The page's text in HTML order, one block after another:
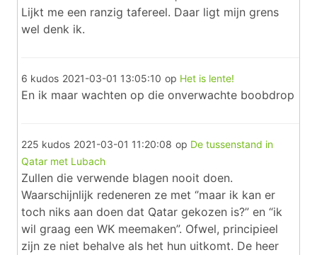
Lijkt me een ranzig tafereel. Daar ligt mijn grens
wel denk ik.
6 kudos 2021-03-01 13:05:10 op Het is lente!
En ik maar wachten op die onverwachte boobdrop
225 kudos 2021-03-01 11:20:08 op De tussenstand in
Qatar met Lubach
Zullen die verwende blagen nooit doen.
Waarschijnlijk redeneren ze met ‘’maar ik kan er
toch niks aan doen dat Qatar gekozen is?” en “ik
wil graag een WK meemaken”. Ofwel, principieel
zijn ze niet behalve als het hun uitkomt. De heer